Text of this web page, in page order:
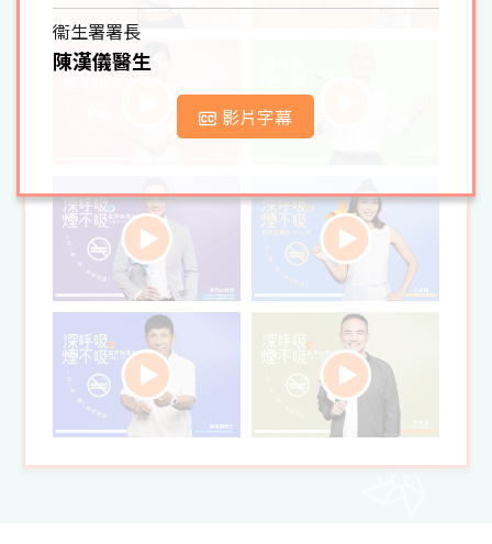
衞生署署長
陳漢儀醫生
影片字幕